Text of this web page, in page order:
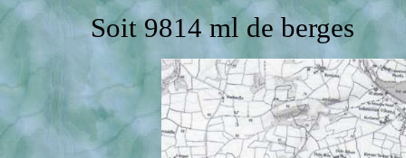
Soit 9814 ml de berges